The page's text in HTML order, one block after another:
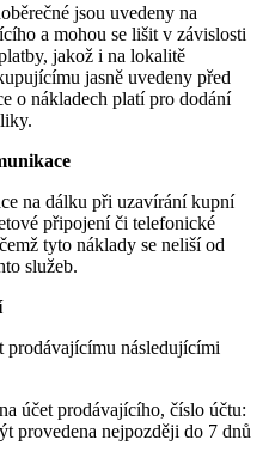
jsou uvedeny na
a mohou se lišit v závislosti
jakož i na lokalitě
jasně uvedeny před
o nákladech platí pro dodání
na dálku při uzavírání kupní
připojení či telefonické
tyto náklady se neliší od
služeb.
následujícími
účet prodávajícího, číslo účtu:
provedena nejpozději do 7 dnů